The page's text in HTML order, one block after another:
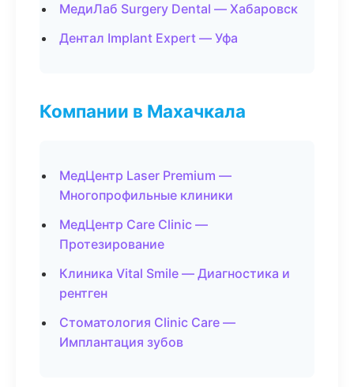
МедиЛаб Surgery Dental — Хабаровск
Дентал Implant Expert — Уфа
Компании в Махачкала
МедЦентр Laser Premium —
Многопрофильные клиники
МедЦентр Care Clinic —
Протезирование
Клиника Vital Smile — Диагностика и
рентген
Стоматология Clinic Care —
Имплантация зубов